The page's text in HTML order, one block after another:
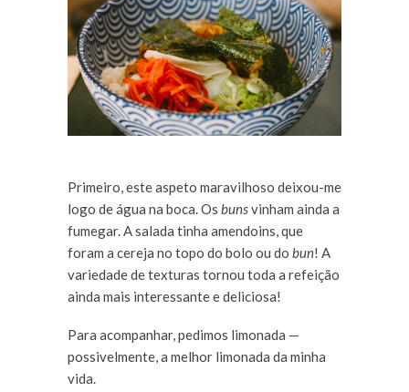
Primeiro, este aspeto maravilhoso deixou-me
logo de água na boca. Os bunsvinham ainda a
fumegar. A salada tinha amendoins, que
foram a cereja no topo do bolo ou do bun! A
variedade de texturas tornou toda a refeição
ainda mais interessante e deliciosa!
Para acompanhar, pedimos limonada —
possivelmente, a melhor limonada da minha
vida.